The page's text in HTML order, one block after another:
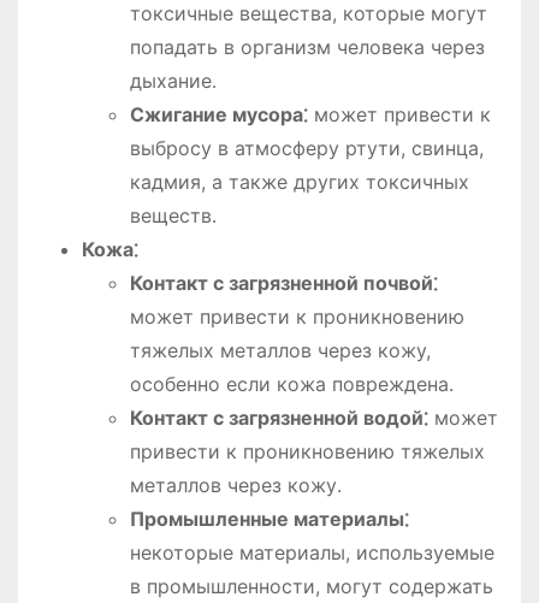
токсичные вещества, которые могут
попадать в организм человека через
дыхание․
Сжигание мусора⁚может привести к
выбросу в атмосферу ртути, свинца,
кадмия, а также других токсичных
веществ․
Кожа⁚
Контакт с загрязненной почвой⁚
может привести к проникновению
тяжелых металлов через кожу,
особенно если кожа повреждена․
Контакт с загрязненной водой⁚может
привести к проникновению тяжелых
металлов через кожу․
Промышленные материалы⁚
некоторые материалы, используемые
в промышленности, могут содержать